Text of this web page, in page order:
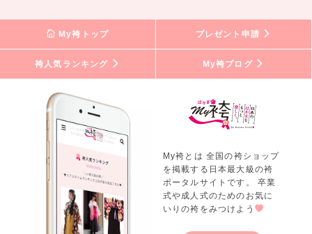
My袴トップ プレゼント申請
袴人気ランキング My袴ブログ
My袴とは 全国の袴ショップ
を掲載する日本最大級の袴
ポータルサイトです。 卒業
式や成人式のためのお気に
いりの袴をみつけよう